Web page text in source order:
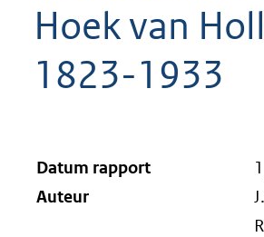
Hoek van
1823-1933
Datum rapport
Auteur